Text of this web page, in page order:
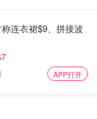
连衣裙$9、拼接波
APP打开